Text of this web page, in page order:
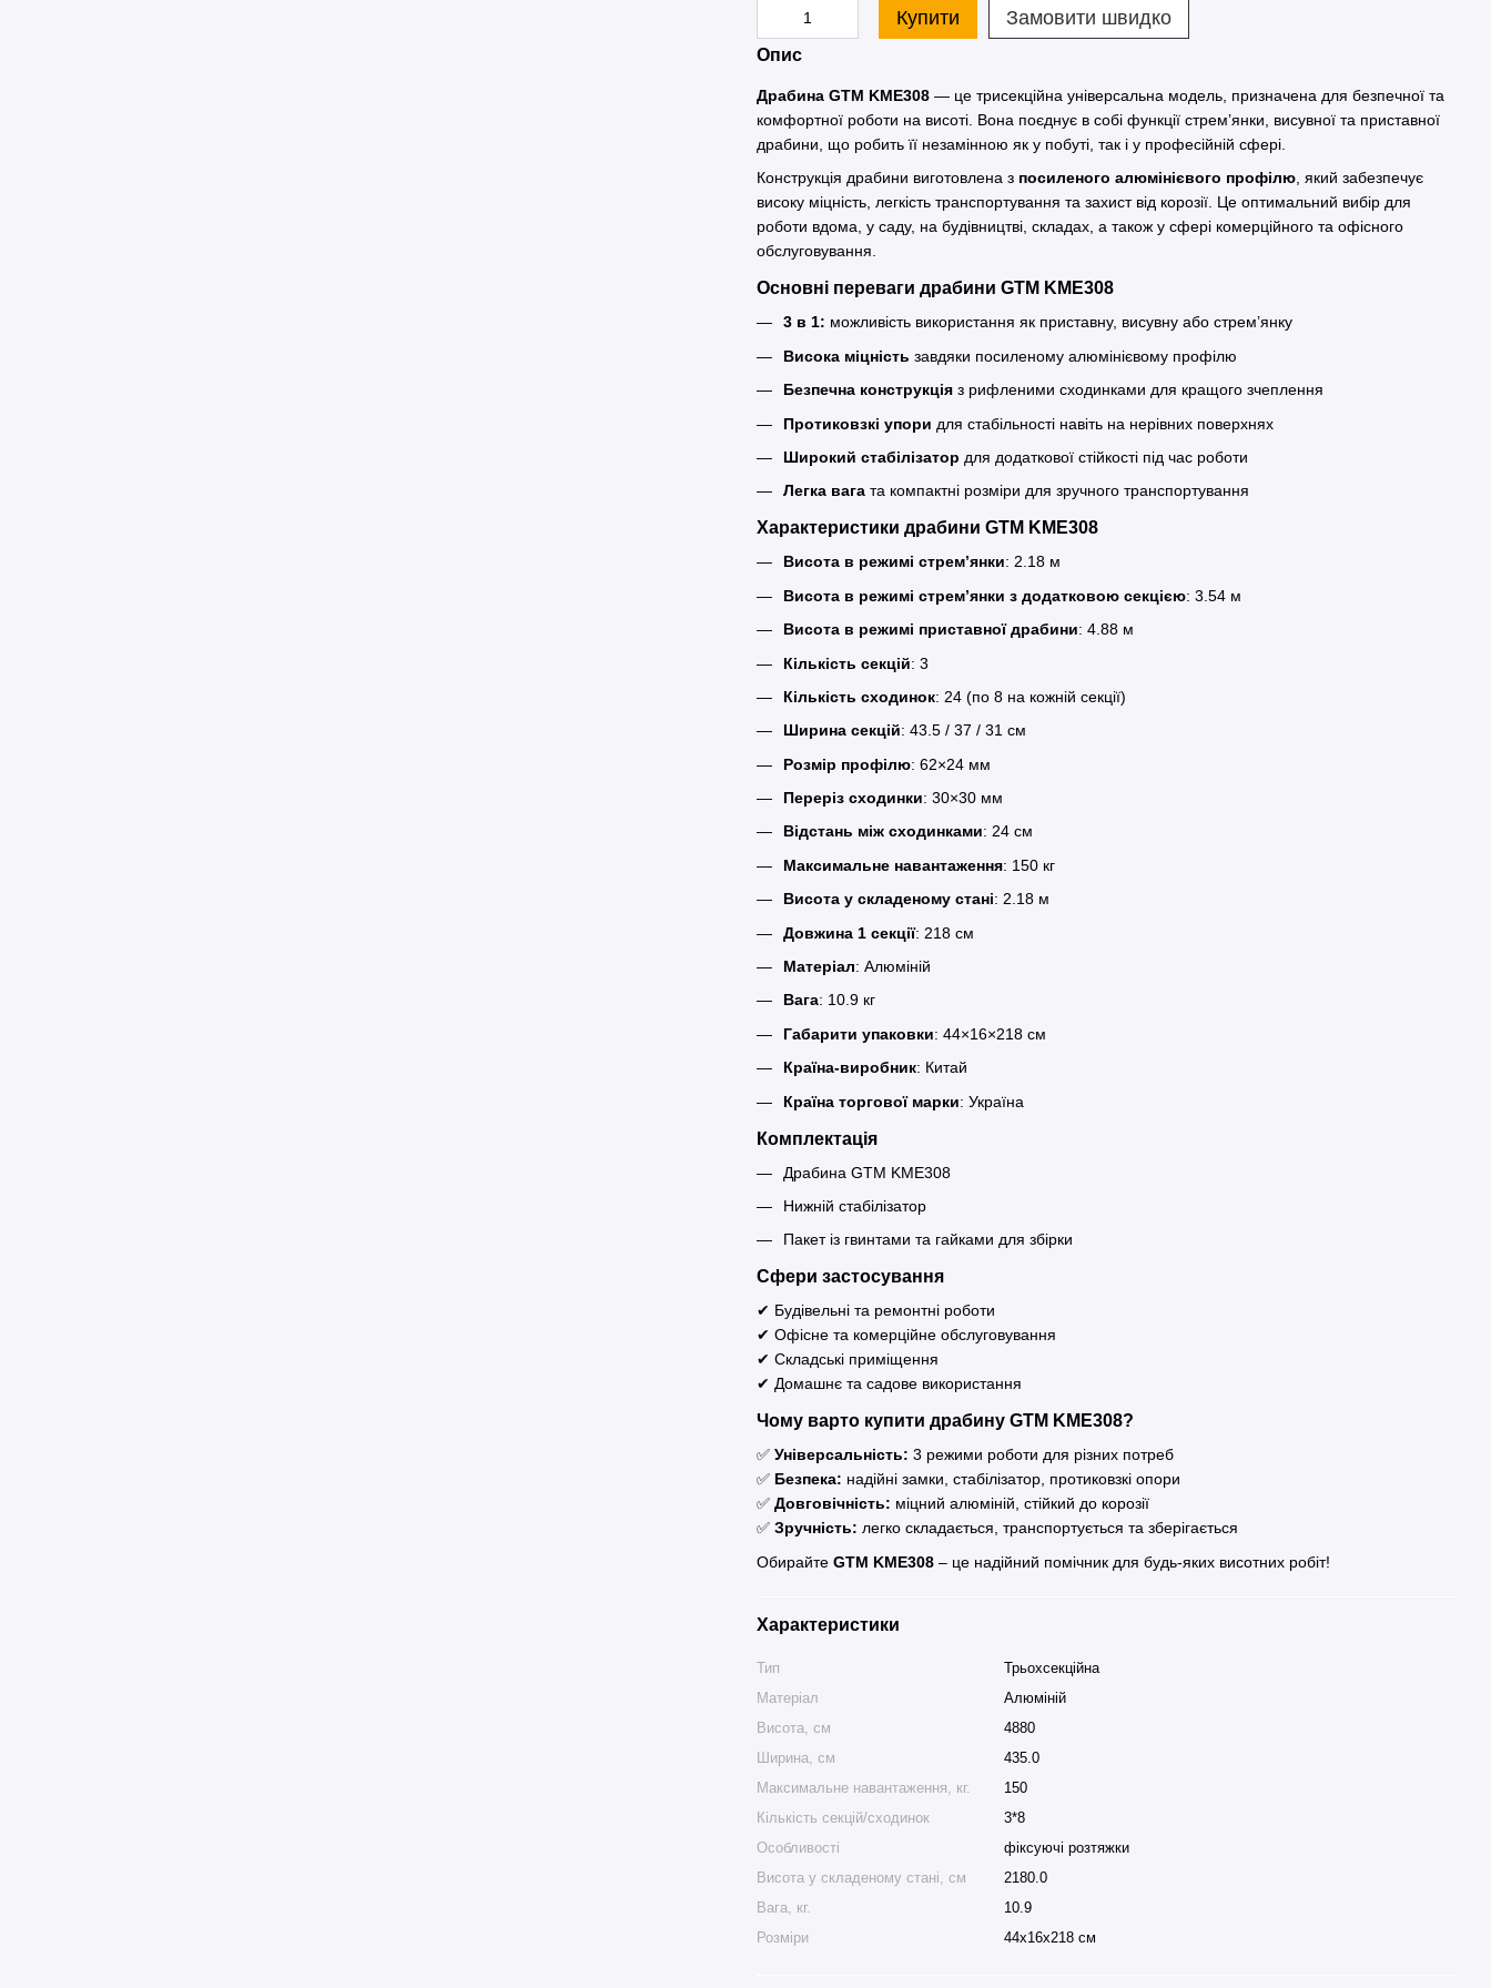
Купити Замовити швидко
Опис
Драбина GTM KME308 — це трисекційна універсальна модель, призначена для безпечної та
комфортної роботи на висоті. Вона поєднує в собі функції стрем’янки, висувної та приставної
драбини, що робить її незамінною як у побуті, так і у професійній сфері.
Конструкція драбини виготовлена з посиленого алюмінієвого профілю, який забезпечує
високу міцність, легкість транспортування та захист від корозії. Це оптимальний вибір для
роботи вдома, у саду, на будівництві, складах, а також у сфері комерційного та офісного
обслуговування.
Основні переваги драбини GTM KME308
3 в 1: можливість використання як приставну, висувну або стрем’янку
Висока міцність завдяки посиленому алюмінієвому профілю
Безпечна конструкція з рифленими сходинками для кращого зчеплення
Протиковзкі упори для стабільності навіть на нерівних поверхнях
Широкий стабілізатор для додаткової стійкості під час роботи
Легка вага та компактні розміри для зручного транспортування
Характеристики драбини GTM KME308
Висота в режимі стрем’янки: 2.18 м
Висота в режимі стрем’янки з додатковою секцією: 3.54 м
Висота в режимі приставної драбини: 4.88 м
Кількість секцій: 3
Кількість сходинок: 24 (по 8 на кожній секції)
Ширина секцій: 43.5 / 37 / 31 см
Розмір профілю: 62×24 мм
Переріз сходинки: 30×30 мм
Відстань між сходинками: 24 см
Максимальне навантаження: 150 кг
Висота у складеному стані: 2.18 м
Довжина 1 секції: 218 см
Матеріал: Алюміній
Вага: 10.9 кг
Габарити упаковки: 44×16×218 см
Країна-виробник: Китай
Країна торгової марки: Україна
Комплектація
Драбина GTM KME308
Нижній стабілізатор
Пакет із гвинтами та гайками для збірки
Сфери застосування
✔ Будівельні та ремонтні роботи
✔ Офісне та комерційне обслуговування
✔ Складські приміщення
✔ Домашнє та садове використання
Чому варто купити драбину GTM KME308?
✅ Універсальність: 3 режими роботи для різних потреб
✅ Безпека: надійні замки, стабілізатор, протиковзкі опори
✅ Довговічність: міцний алюміній, стійкий до корозії
✅ Зручність: легко складається, транспортується та зберігається
Обирайте GTM KME308 – це надійний помічник для будь-яких висотних робіт!
Характеристики
Тип
Трьохсекційна
Матеріал
Алюміній
Висота, см
4880
Ширина, см
435.0
Максимальне навантаження, кг.
150
Кількість секцій/сходинок
3*8
Особливості
фіксуючі розтяжки
Висота у складеному стані, см
2180.0
Вага, кг.
10.9
Розміри
44x16x218 см